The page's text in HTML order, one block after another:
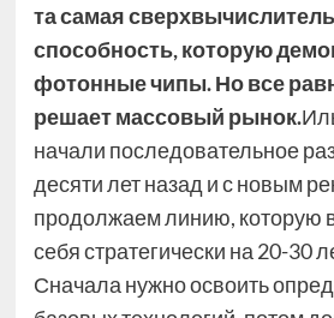
та самая
способность, которую
фотонные чипы. Но все
решает массовый рынок.
начали последовательное
десяти лет назад и с новым
продолжаем линию, которую
себя стратегически на 20-30
Сначала нужно освоить